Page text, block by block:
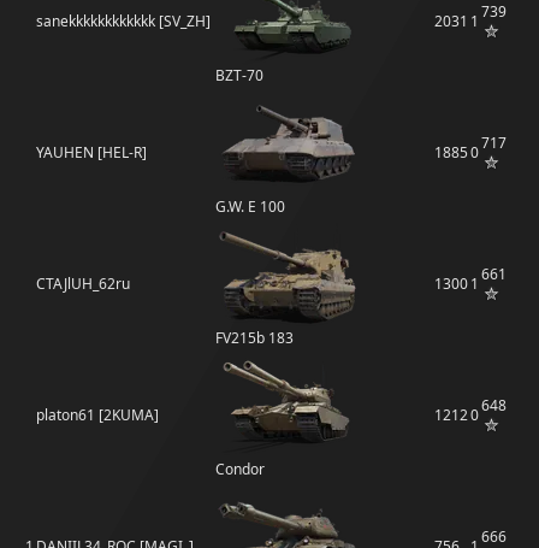
sanekkkkkkkkkkkk [SV_ZH]
BZT-70
2031 1 739
YAUHEN [HEL-R]
G.W. E 100
18850717
CTAJlUH_62ru
FV215b 183
13001 661
platon61 [2KUMA]
Condor
12120648
666